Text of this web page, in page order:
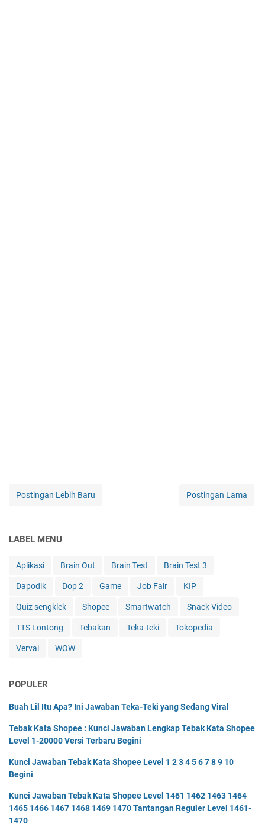
Postingan Lebih Baru Postingan Lama
LABEL MENU
Aplikasi Brain Out Brain Test Brain Test 3
Dapodik Dop 2 Game Job Fair KIP
Quiz sengklek Shopee Smartwatch Snack Video
TTS Lontong Tebakan Teka-teki Tokopedia
Verval WOW
POPULER
Buah Lil Itu Apa? Ini Jawaban Teka-Teki yang Sedang Viral
Tebak Kata Shopee : Kunci Jawaban Lengkap Tebak Kata Shopee
Level 1-20000 Versi Terbaru Begini
Kunci Jawaban Tebak Kata Shopee Level 1 2 3 4 5 6 7 8 9 10
Begini
Kunci Jawaban Tebak Kata Shopee Level 1461 1462 1463 1464
1465 1466 1467 1468 1469 1470 Tantangan Reguler Level 1461-
1470